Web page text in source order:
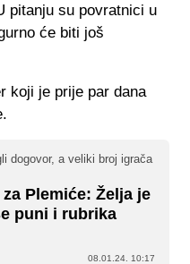
pitanju su povratnici u
će biti još
koji je prije par dana
dogovor, a veliki broj igrača
Plemiće: Želja je
puni i rubrika
08.01.24. 10:17